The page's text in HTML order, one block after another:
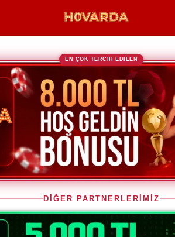
EN ÇOK TERCİH EDİLEN
DİĞER PARTNERLERİMİZ